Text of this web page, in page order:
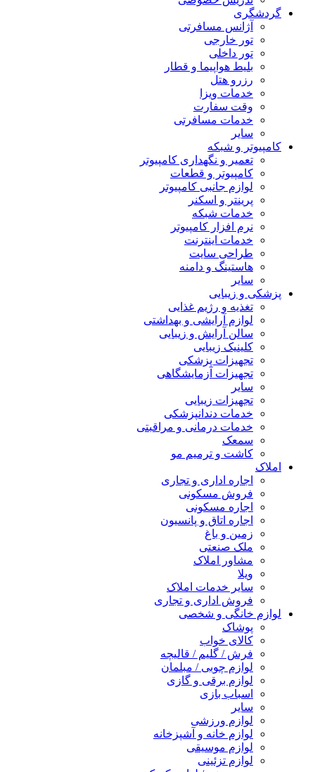
گردشگری
آژانس مسافرتی
تور خارجی
تور داخلی
بلیط هواپیما و قطار
رزرو هتل
خدمات ویزا
وقت سفارت
خدمات مسافرتی
سایر
کامپیوتر و شبکه
تعمیر و نگهداری کامپیوتر
کامپیوتر و قطعات
لوازم جانبی کامپیوتر
پرینتر و اسکنر
خدمات شبکه
نرم افزار کامپیوتر
خدمات اینترنت
طراحی سایت
هاستینگ و دامنه
سایر
پزشکی و زیبایی
تغذیه و رژیم غذایی
لوازم آرایشی و بهداشتی
سالن آرایش و زیبایی
کلینیک زیبایی
تجهیزات پزشکی
تجهیزات آزمایشگاهی
سایر
تجهیزات زیبایی
خدمات دندانپزشکی
خدمات درمانی و مراقبتی
سمعک
کاشت و ترمیم مو
املاک
اجاره اداری و تجاری
فروش مسکونی
اجاره مسکونی
اجاره اتاق و پانسیون
زمین و باغ
ملک صنعتی
مشاور املاک
ویلا
سایر خدمات املاک
فروش اداری و تجاری
لوازم خانگی و شخصی
پوشاک
کالای خواب
فرش / گلیم / قالیچه
لوازم چوبی / مبلمان
لوازم برقی و گازی
اسباب بازی
سایر
لوازم ورزشی
لوازم خانه و آشپزخانه
لوازم موسیقی
لوازم تزئینی